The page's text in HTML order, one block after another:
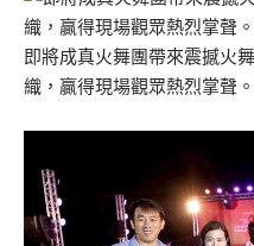
即將成真火舞團帶來震撼火
織，贏得現場觀眾熱烈掌聲。